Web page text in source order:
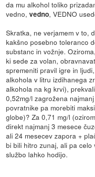
da mu alkohol toliko
vedno,vedno, VEDNO
Skratka, ne verjamem v to,
kakšno posebno toleranco
substanc in vožnje.
ki sede za volan,
spremeniti pravil igre in
alkohola v litru izdihanega
alkohola na kg krvi),
0,52mg/l zagrožena
povratnike pa morebiti
globe)? Za 0,71 mg/l
direkt najmanj 3 mesece
ali 24 mesecev zapora +
bi bili hitro zunaj, ali pa
službo lahko hodijo.